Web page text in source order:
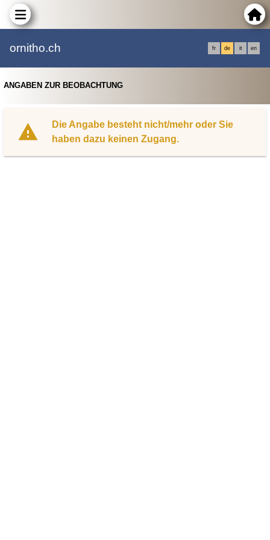
ornitho.ch fr de it en
ANGABEN ZUR BEOBACHTUNG
Die Angabe besteht nicht/mehr oder Sie
haben dazu keinen Zugang.